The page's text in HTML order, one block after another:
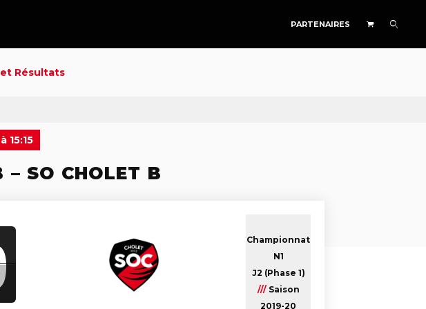
PARTENAIRES
Résultats
15:15
– SO CHOLET B
Championnat
N1
J2 (Phase 1)
///Saison
2019-20